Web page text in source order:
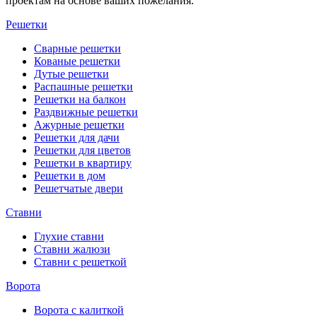
Решетки
Сварные решетки
Кованые решетки
Дутые решетки
Распашные решетки
Решетки на балкон
Раздвижные решетки
Ажурные решетки
Решетки для дачи
Решетки для цветов
Решетки в квартиру
Решетки в дом
Решетчатые двери
Ставни
Глухие ставни
Ставни жалюзи
Ставни с решеткой
Ворота
Ворота с калиткой